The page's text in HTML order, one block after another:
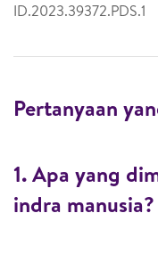
ID.2023.39372.PDS.1
Pertanyaan
1. Apa yang
indra manusia?